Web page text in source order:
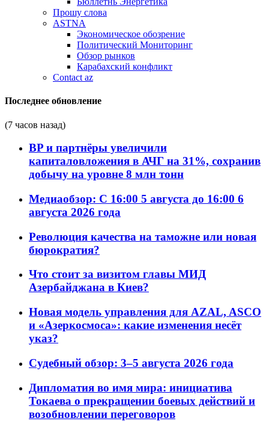
Прошу слова
ASTNA
Экономическое обозрение
Политический Мониторинг
Обзор рынков
Карабахский конфликт
Contact az
Последнее обновление
(7 часов назад)
BP и партнёры увеличили
капиталовложения в АЧГ на 31%, сохранив
добычу на уровне 8 млн тонн
Медиаобзор: С 16:00 5 августа до 16:00 6
августа 2026 года
Революция качества на таможне или новая
бюрократия?
Что стоит за визитом главы МИД
Азербайджана в Киев?
Новая модель управления для AZAL, ASCO
и «Азеркосмоса»: какие изменения несёт
указ?
Судебный обзор: 3–5 августа 2026 года
Дипломатия во имя мира: инициатива
Токаева о прекращении боевых действий и
возобновлении переговоров